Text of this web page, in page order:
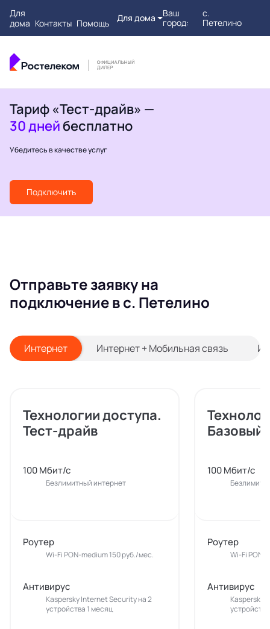
Для
дома Контакты Помощь Для дома
Ваш
город:
с.
Петелино
Тариф «Тест-драйв» —
30 дней бесплатно
Убедитесь в качестве услуг
Подключить
Отправьте заявку на
подключение в с. Петелино
Интернет Интернет + Мобильная связь
Технологии доступа.
Тест-драйв
100 Мбит/с
Безлимитный интернет
Роутер
Wi-Fi PON-medium 150 руб./мес.
Антивирус
Kaspersky Internet Security на 2
устройства 1 месяц
Базовый
100 Мбит/с
Роутер
Wi-Fi PON-
Антивирус
Kaspersky